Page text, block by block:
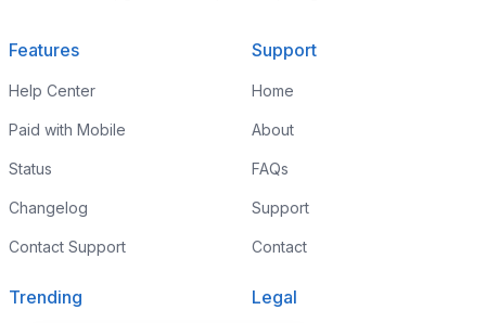
Features
Help Center
Paid with Mobile
Status
Changelog
Contact Support
Support
Home
About
FAQs
Support
Contact
Trending Legal